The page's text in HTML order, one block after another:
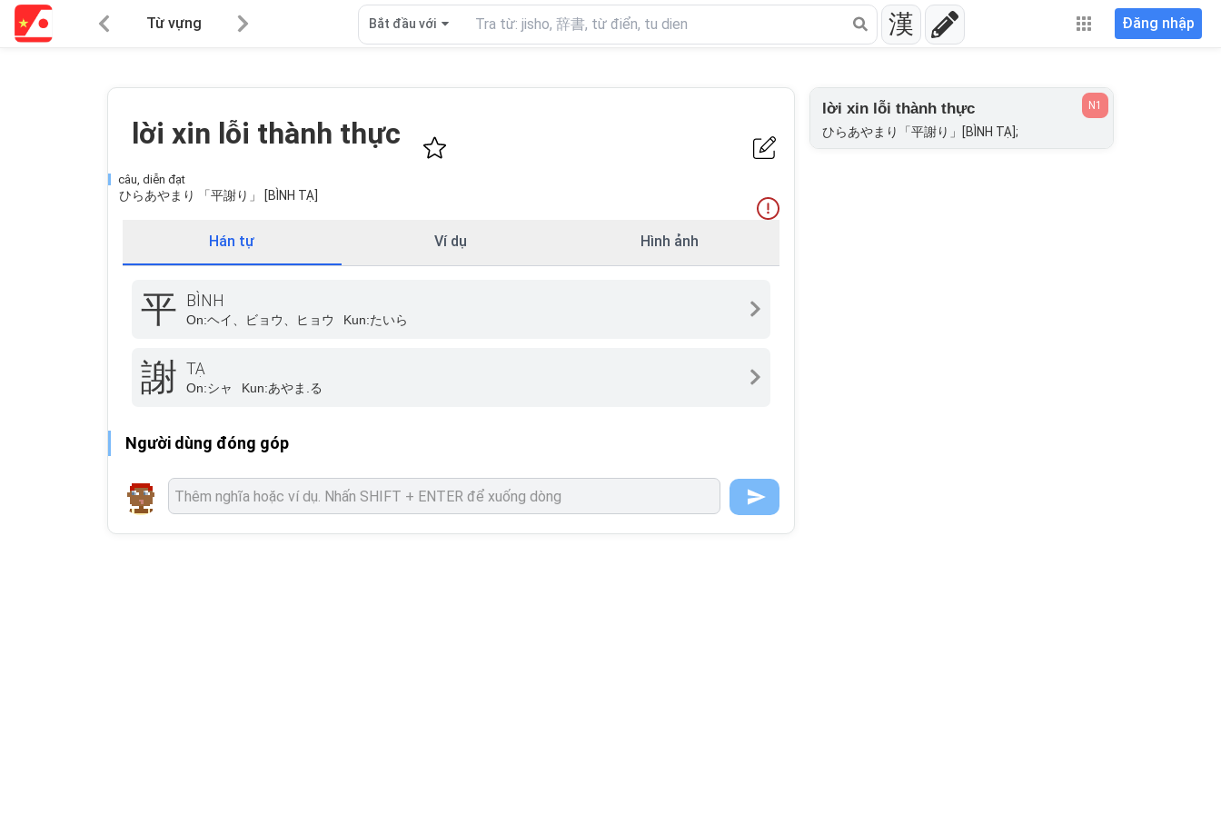
Từ vựng 漢
Bắt đầu với Đăng nhập
lời xin lỗi thành thực
câu, diễn đạt
ひらあやまり 「平謝り」 [BÌNH TẠ]
Hán tự Ví dụ Hình ảnh
平 BÌNH
On:ヘイ、ビョウ、ヒョウ Kun:たいら
謝 TẠ
On:シャ Kun:あやま.る
Người dùng đóng góp
lời xin lỗi thành thực
ひらあやまり「平謝り」[BÌNH TẠ];
N1